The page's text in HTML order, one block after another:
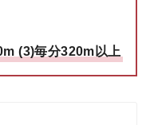
(3)毎分320m以上